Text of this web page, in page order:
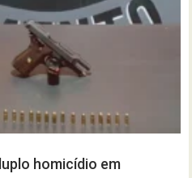
homicídio em